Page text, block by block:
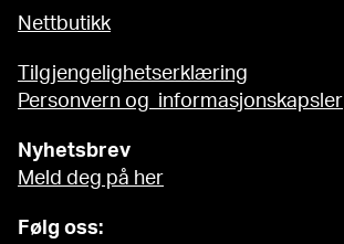
Nettbutikk
Tilgjengelighetserklæring
Personvern og informasjonskapsler
Nyhetsbrev
Meld deg på her
Følg oss: